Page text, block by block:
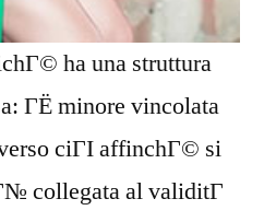
ha una struttura
ГЁ minore vincolata
ciГІ affinchГ© si
collegata al validitГ